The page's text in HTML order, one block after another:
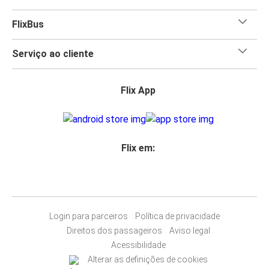
porão e uma de mão a bordo grátis incluídas no teu
FlixBus
Serviço ao cliente
Flix App
Flix em:
Login para parceiros
Política de privacidade
Direitos dos passageiros
Aviso legal
Acessibilidade
Alterar as definições de cookies